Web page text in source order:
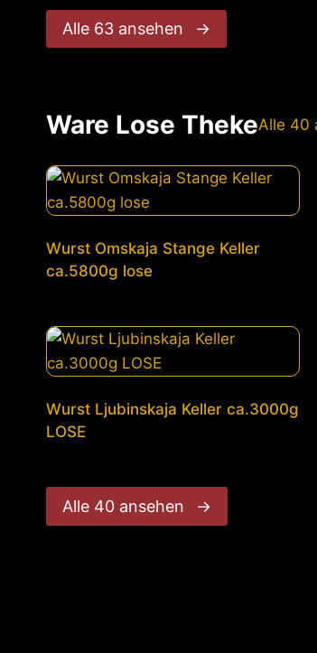
Alle 63 ansehen →
Ware Lose ThekeAlle 40
Wurst Omskaja Stange Keller
ca.5800g lose
Wurst Ljubinskaja Keller ca.3000g
LOSE
Alle 40 ansehen →